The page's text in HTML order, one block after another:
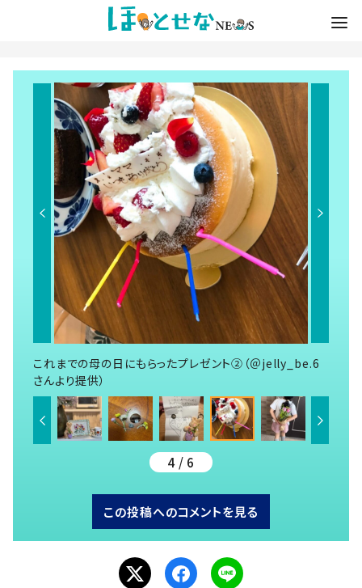
これまでの母の日にもらったプレゼント②（＠jelly_be.6
さんより提供）
4 / 6
この投稿へのコメントを見る